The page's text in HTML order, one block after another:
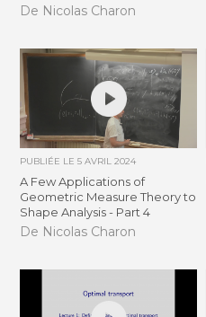
De Nicolas Charon
PUBLIÉE LE5 AVRIL 2024
A Few Applications of
Geometric Measure Theory to
Shape Analysis - Part 4
De Nicolas Charon